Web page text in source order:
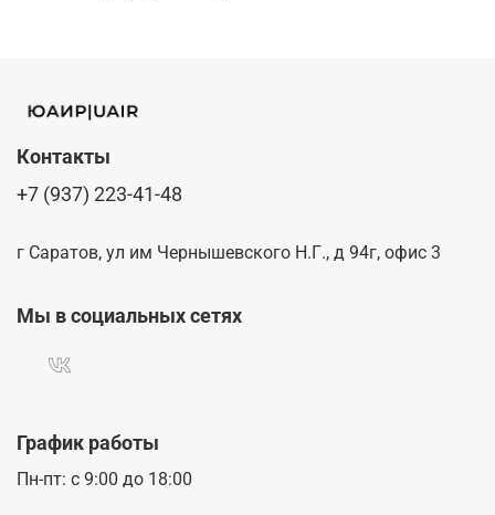
График работы
Пн-пт: с 9:00 до 18:00
Контакты
+7 (937) 223-41-48
г Саратов, ул им Чернышевского Н.Г., д 94г, офис 3
Мы в социальных сетях